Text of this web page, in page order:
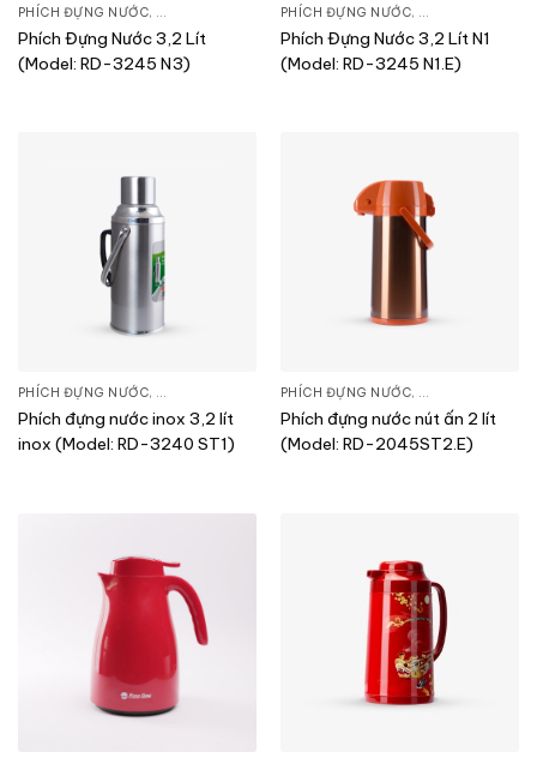
PHÍCH ĐỰNG NƯỚC, SẢN PHẨM KHÁC
Phích Đựng Nước 3,2 Lít
(Model: RD-3245 N3)
PHÍCH ĐỰNG NƯỚC, SẢN PHẨM KHÁC
Phích Đựng Nước 3,2 Lít N1
(Model: RD-3245 N1.E)
PHÍCH ĐỰNG NƯỚC, SẢN PHẨM KHÁC
Phích đựng nước inox 3,2 lít
inox (Model: RD-3240 ST1)
PHÍCH ĐỰNG NƯỚC, SẢN PHẨM KHÁC
Phích đựng nước nút ấn 2 lít
(Model: RD-2045ST2.E)